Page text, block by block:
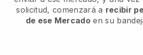
solicitud, comenzará a recibir
de ese Mercado en su